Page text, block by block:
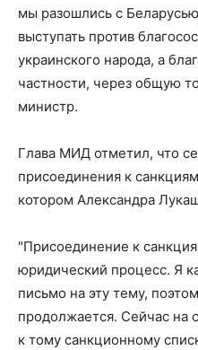
мы разошлись с
выступать против
украинского народа, а
частности, через общую
министр.
Глава МИД отметил, что
присоединения к
котором Александра
"Присоединение к
юридический процесс. Я
письмо на эту тему,
продолжается. Сейчас на
к тому санкционному